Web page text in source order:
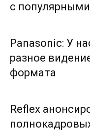
с
Panasonic: У
разное
формата
Reflex